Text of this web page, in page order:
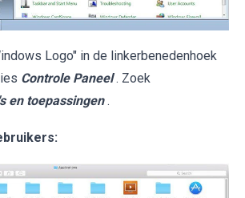
Logo" in de linkerbenedenhoek
Controle Paneel . Zoek
en toepassingen .